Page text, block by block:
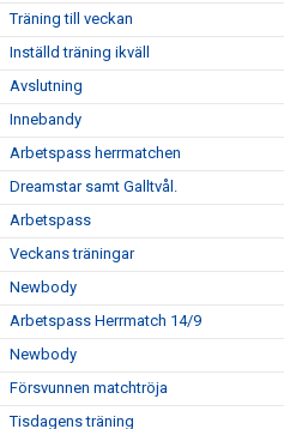
Träning till veckan
Inställd träning ikväll
Avslutning
Innebandy
Arbetspass herrmatchen
Dreamstar samt Galltvål.
Arbetspass
Veckans träningar
Newbody
Arbetspass Herrmatch 14/9
Newbody
Försvunnen matchtröja
Tisdagens träning